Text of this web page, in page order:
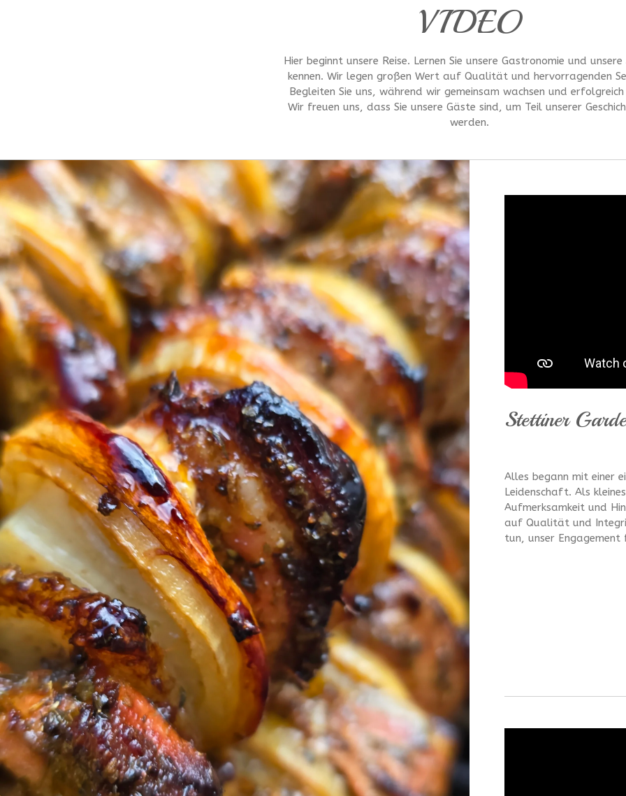
VIDEO
Hier beginnt unsere Reise. Lernen Sie unsere Gastronomie und
kennen. Wir legen großen Wert auf Qualität und hervorragenden
Begleiten Sie uns, während wir gemeinsam wachsen und erfolgreich
Wir freuen uns, dass Sie unsere Gäste sind, um Teil unserer
werden.
Stettiner
Alles begann mit einer
Leidenschaft. Als
Aufmerksamkeit und
auf Qualität und
tun, unser